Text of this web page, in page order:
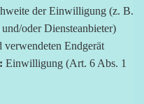
der Einwilligung (z. B.
oder Diensteanbieter)
verwendeten Endgerät
Einwilligung (Art. 6 Abs. 1